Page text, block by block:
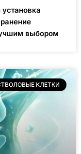
выбором
КЛЕТКИ